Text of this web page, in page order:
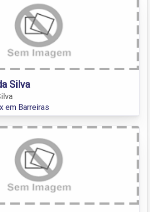
Silva
em Barreiras